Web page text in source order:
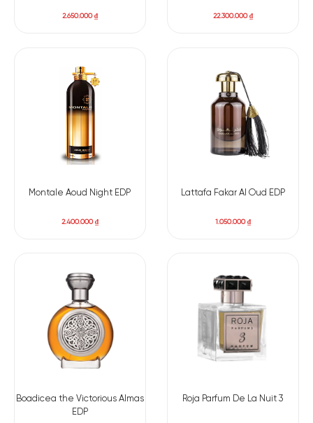
ngò thơm, an tức hương, hương vani, hoa hồng, gỗ trầm
hương, da thuộc, long diên hương.
2.650.000₫ 22.300.000₫
Montale Aoud Night EDP
2.400.000₫
Lattafa Fakar Al Oud EDP
1.050.000₫
Boadicea the Victorious Almas
EDP
Roja Parfum De La Nuit 3